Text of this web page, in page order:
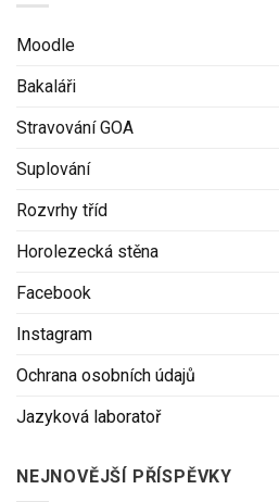
Moodle
Bakaláři
Stravování GOA
Suplování
Rozvrhy tříd
Horolezecká stěna
Facebook
Instagram
Ochrana osobních údajů
Jazyková laboratoř
NEJNOVĚJŠÍ PŘÍSPĚVKY